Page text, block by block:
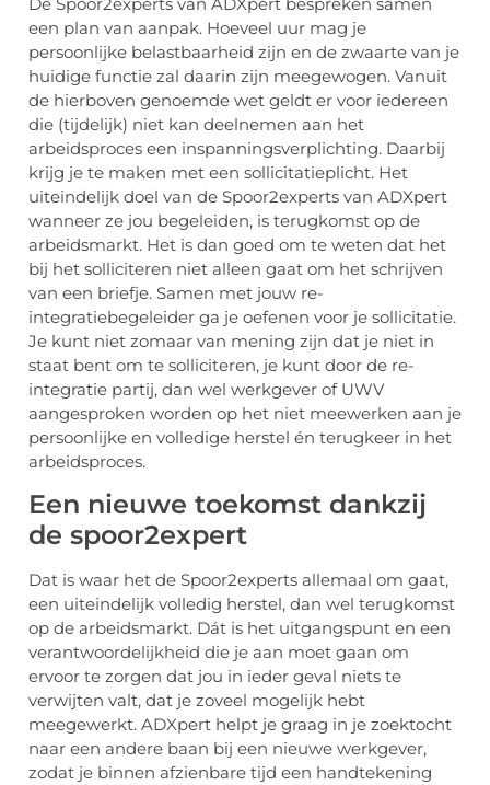
een plan van aanpak. Hoeveel uur mag je
persoonlijke belastbaarheid zijn en de zwaarte van je
huidige functie zal daarin zijn meegewogen. Vanuit
de hierboven genoemde wet geldt er voor iedereen
die (tijdelijk) niet kan deelnemen aan het
arbeidsproces een inspanningsverplichting. Daarbij
krijg je te maken met een sollicitatieplicht. Het
uiteindelijk doel van de Spoor2experts van ADXpert
wanneer ze jou begeleiden, is terugkomst op de
arbeidsmarkt. Het is dan goed om te weten dat het
bij het solliciteren niet alleen gaat om het schrijven
van een briefje. Samen met jouw re-
integratiebegeleider ga je oefenen voor je sollicitatie.
Je kunt niet zomaar van mening zijn dat je niet in
staat bent om te solliciteren, je kunt door de re-
integratie partij, dan wel werkgever of UWV
aangesproken worden op het niet meewerken aan je
persoonlijke en volledige herstel én terugkeer in het
arbeidsproces.
Een nieuwe toekomst dankzij
de spoor2expert
Dat is waar het de Spoor2experts allemaal om gaat,
een uiteindelijk volledig herstel, dan wel terugkomst
op de arbeidsmarkt. Dát is het uitgangspunt en een
verantwoordelijkheid die je aan moet gaan om
ervoor te zorgen dat jou in ieder geval niets te
verwijten valt, dat je zoveel mogelijk hebt
meegewerkt. ADXpert helpt je graag in je zoektocht
naar een andere baan bij een nieuwe werkgever,
zodat je binnen afzienbare tijd een handtekening